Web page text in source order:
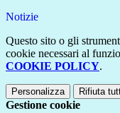
Notizie
Questo sito o gli
cookie necessari al
COOKIE POLICY.
Personalizza Rifiuta
Gestione cookie